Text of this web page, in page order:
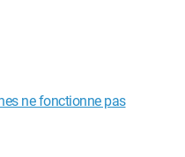
ne fonctionne pas